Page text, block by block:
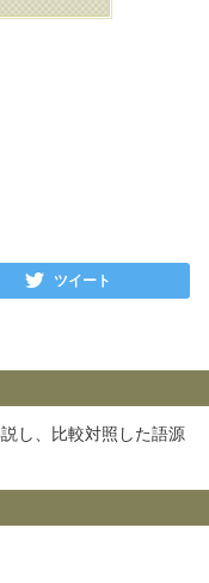
ツイート
し、比較対照した語源